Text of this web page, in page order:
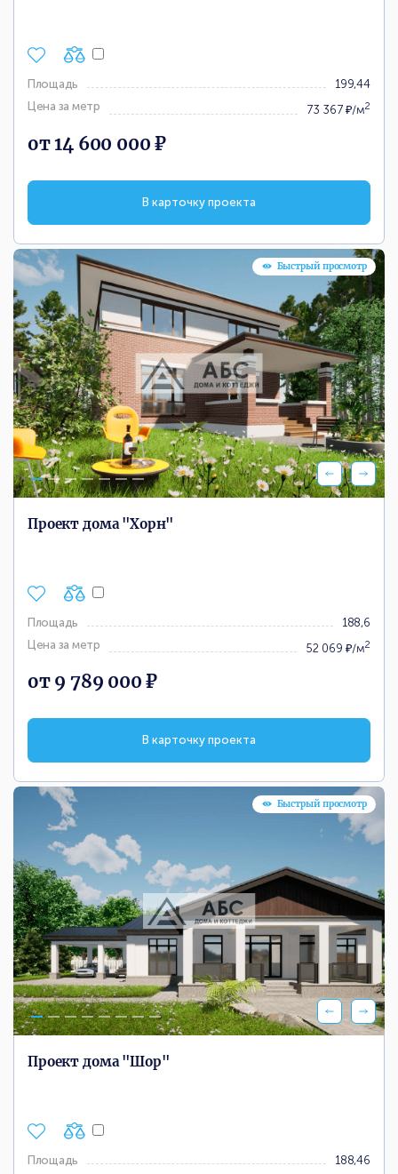
Площадь
199,44
Цена за метр
73 367 ₽/м2
от 14 600 000 ₽
В карточку проекта
Проект дома "Хорн"
Площадь
188,6
Цена за метр
52 069 ₽/м2
Быстрый просмотр
от 9 789 000 ₽
В карточку проекта
Проект дома "Шор"
Площадь 188,46
Быстрый просмотр